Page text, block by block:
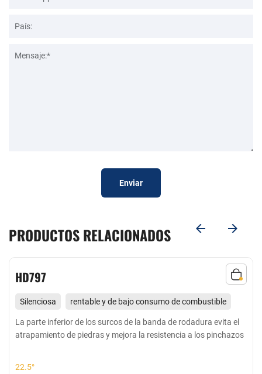
Enviar
PRODUCTOS RELACIONADOS
HD797
Silenciosa
rentable y de bajo consumo de combustible
Adecuado para todas las ruedas de media y larga distancia
en buenas carreteras y carreteras pavimentadas
La parte inferior de los surcos de la banda de rodadura evita el
atrapamiento de piedras y mejora la resistencia a los pinchazos
22.5°